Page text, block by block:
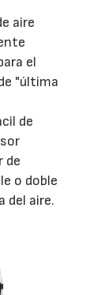
aire
el
"última
de
de
o doble
del aire.